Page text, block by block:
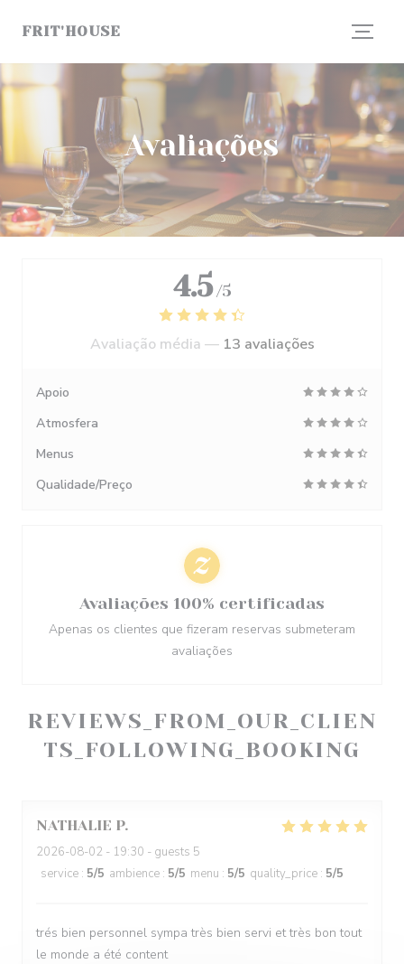
FRIT'HOUSE
Avaliações
REVIEWS_FROM_OUR_CLIEN
TS_FOLLOWING_BOOKING
NATHALIE P
2026-08-02 - 19:30 - guests 5
service : 5/5 ambience : 5/5 menu : 5/5 quality_price : 5/5
trés bien personnel sympa très bien servi et très bon tout
le monde a été content
4.5 /5
Avaliação média — 13 avaliações
Apoio
Atmosfera
Menus
Qualidade/Preço
Avaliações 100% certificadas
Apenas os clientes que fizeram reservas submeteram
avaliações